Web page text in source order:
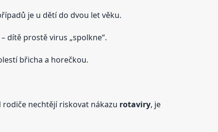
je u dětí do dvou let věku.
dítě prostě virus „spolkne“.
břicha a horečkou.
nechtějí riskovat nákazu rotaviry, je